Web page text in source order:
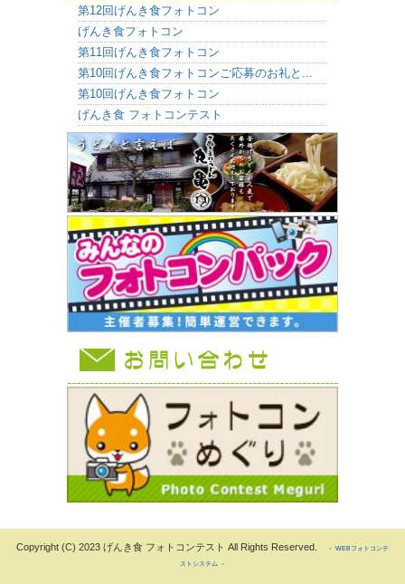
Copyright (C) 2023 げんき食 フォトコンテスト All Rights Reserved. － WEBフォトコンテ
ストシステム －